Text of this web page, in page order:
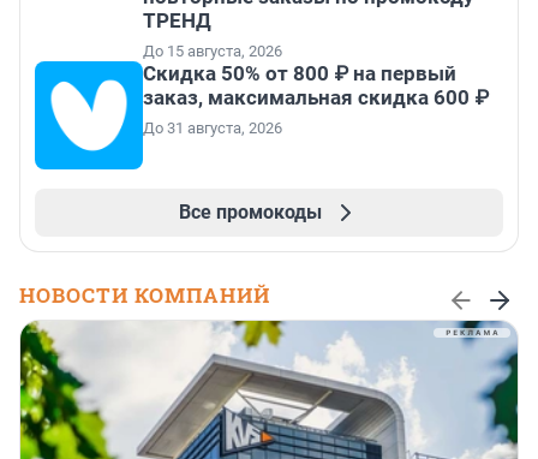
ТРЕНД
До 15 августа, 2026
Скидка 50% от 800 ₽ на первый
заказ, максимальная скидка 600 ₽
До 31 августа, 2026
Все промокоды
НОВОСТИ КОМПАНИЙ